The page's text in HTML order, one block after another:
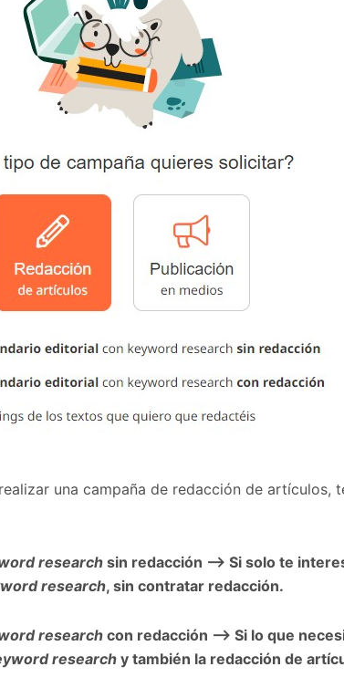
una campaña de redacción de artículos,
researchsin redacción –> Si solo te
research, sin contratar redacción.
researchcon redacción –> Si lo que
researchy también la redacción de